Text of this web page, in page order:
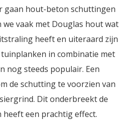
gaan hout-beton schuttingen
we vaak met Douglas hout wat
heeft en uiteraard zijn
in combinatie met
nog steeds populair. Een
de schutting te voorzien van
Dit onderbreekt de
een prachtig effect.